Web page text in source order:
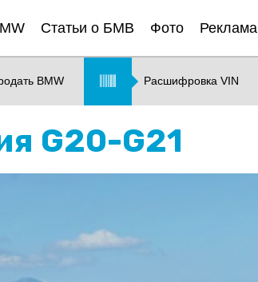
Статьи о БМВ Фото Реклама
BMW Расшифровка VIN
G20-G21